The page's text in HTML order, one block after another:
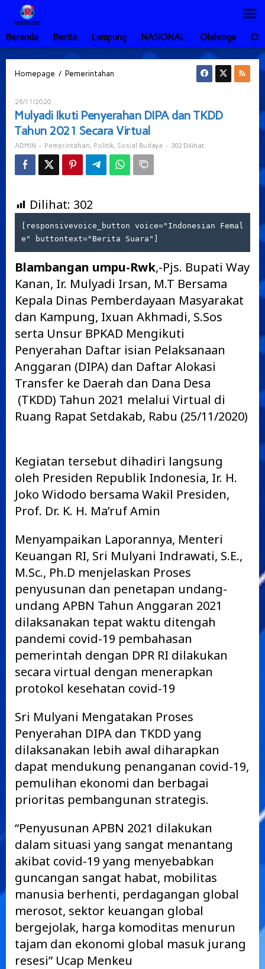
Lewati
konten
Beranda
Berita Lampung NASIONAL Olahraga
Homepage / Pemerintahan
dan
TKDD
Tahun
2021
Secara
Virtual
26/11/2020
ADMIN
Mulyadi Ikuti Penyerahan DIPA dan TKDD
Tahun 2021 Secara Virtual
ADMIN - Pemerintahan, Politik, Sosial Budaya - 302 Dilihat
Dilihat: 302
[responsivevoice_button voice="Indonesian Femal
e" buttontext="Berita Suara"]
Blambangan umpu-Rwk,-Pjs. Bupati Way
Kanan, Ir. Mulyadi Irsan, M.T Bersama
Kepala Dinas Pemberdayaan Masyarakat
dan Kampung, Ixuan Akhmadi, S.Sos
serta Unsur BPKAD Mengikuti
Penyerahan Daftar isian Pelaksanaan
Anggaran (DIPA) dan Daftar Alokasi
Transfer ke Daerah dan Dana Desa
(TKDD) Tahun 2021 melalui Virtual di
Ruang Rapat Setdakab, Rabu (25/11/2020)
Kegiatan tersebut dihadiri langsung
oleh Presiden Republik Indonesia, Ir. H.
Joko Widodo bersama Wakil Presiden,
Prof. Dr. K. H. Ma’ruf Amin
Menyampaikan Laporannya, Menteri
Keuangan RI, Sri Mulyani Indrawati, S.E.,
M.Sc., Ph.D menjelaskan Proses
penyusunan dan penetapan undang-
undang APBN Tahun Anggaran 2021
dilaksanakan tepat waktu ditengah
pandemi covid-19 pembahasan
pemerintah dengan DPR RI dilakukan
secara virtual dengan menerapkan
protokol kesehatan covid-19
Sri Mulyani Mengatakan Proses
Penyerahan DIPA dan TKDD yang
dilaksanakan lebih awal diharapkan
dapat mendukung penanganan covid-19,
pemulihan ekonomi dan berbagai
prioritas pembangunan strategis.
“Penyusunan APBN 2021 dilakukan
dalam situasi yang sangat menantang
akibat covid-19 yang menyebabkan
guncangan sangat habat, mobilitas
manusia berhenti, perdagangan global
merosot, sektor keuangan global
bergejolak, harga komoditas menurun
tajam dan ekonomi global masuk jurang
resesi” Ucap Menkeu